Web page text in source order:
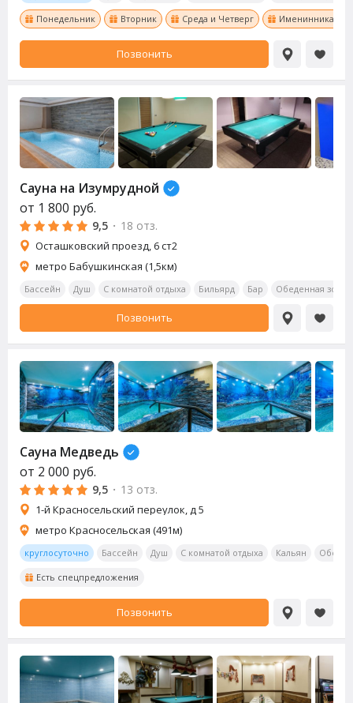
Понедельник Вторник Среда и Четверг Именинникам
Позвонить
Сауна на Изумрудной
от 1 800 руб.
9,5 · 18 отз.
​Осташковский проезд, 6 ст2
метро Бабушкинская (1,5км)
Бассейн Душ С комнатой отдыха Бильярд Бар Обеденная зона
Позвонить
Сауна Медведь
от 2 000 руб.
9,5 · 13 отз.
1-й Красносельский переулок, д 5
метро Красносельская (491м)
круглосуточно Бассейн Душ С комнатой отдыха Кальян
Есть спецпредложения
Позвонить